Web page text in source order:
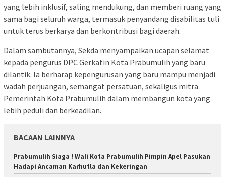
yang lebih inklusif, saling mendukung, dan memberi ruang yang
sama bagi seluruh warga, termasuk penyandang disabilitas tuli
untuk terus berkarya dan berkontribusi bagi daerah.
Dalam sambutannya, Sekda menyampaikan ucapan selamat
kepada pengurus DPC Gerkatin Kota Prabumulih yang baru
dilantik. Ia berharap kepengurusan yang baru mampu menjadi
wadah perjuangan, semangat persatuan, sekaligus mitra
Pemerintah Kota Prabumulih dalam membangun kota yang
lebih peduli dan berkeadilan.
BACAAN LAINNYA
Prabumulih Siaga ! Wali Kota Prabumulih Pimpin Apel Pasukan
Hadapi Ancaman Karhutla dan Kekeringan